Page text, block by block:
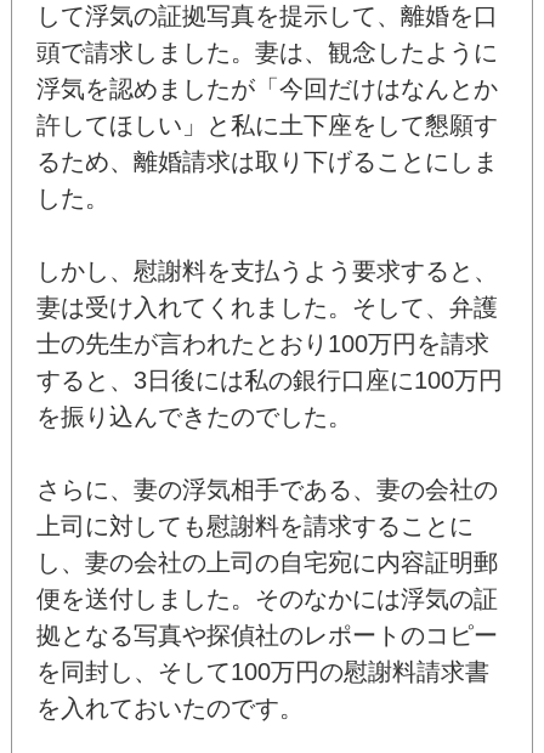
して浮気の証拠写真を提示して、離婚を口
頭で請求しました。妻は、観念したように
浮気を認めましたが「今回だけはなんとか
許してほしい」と私に土下座をして懇願す
るため、離婚請求は取り下げることにしま
した。
しかし、慰謝料を支払うよう要求すると、
妻は受け入れてくれました。そして、弁護
士の先生が言われたとおり100万円を請求
すると、3日後には私の銀行口座に100万円
を振り込んできたのでした。
さらに、妻の浮気相手である、妻の会社の
上司に対しても慰謝料を請求することに
し、妻の会社の上司の自宅宛に内容証明郵
便を送付しました。そのなかには浮気の証
拠となる写真や探偵社のレポートのコピー
を同封し、そして100万円の慰謝料請求書
を入れておいたのです。